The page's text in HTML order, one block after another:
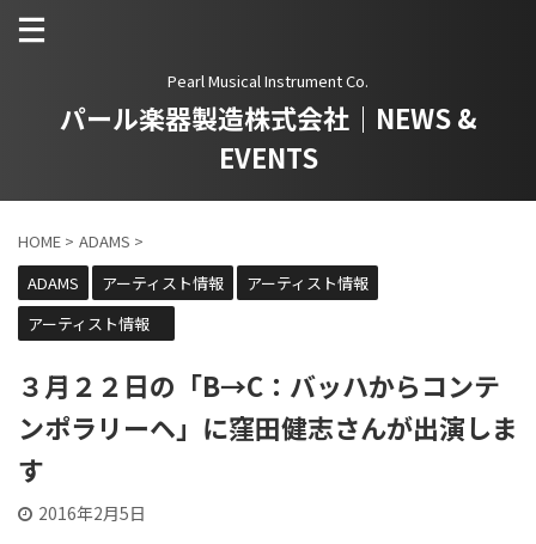
Pearl Musical Instrument Co.
パール楽器製造株式会社｜NEWS &
EVENTS
HOME > ADAMS >
ADAMS
アーティスト情報
アーティスト情報
アーティスト情報
３月２２日の「B→C：バッハからコンテ
ンポラリーヘ」に窪田健志さんが出演しま
す
2016年2月5日